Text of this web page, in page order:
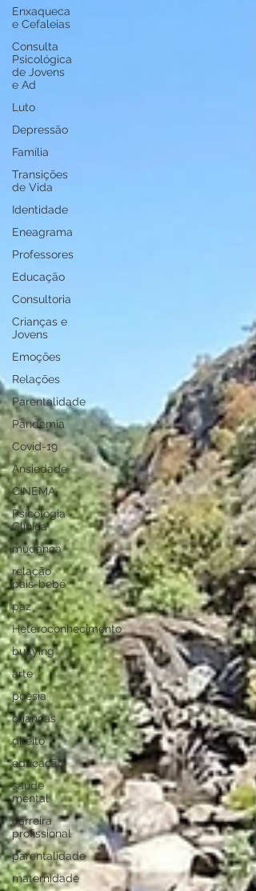
Enxaqueca
e Cefaleias
Consulta
Psicológica
de Jovens
e Ad
Luto
Depressão
Família
Transições
de Vida
Identidade
Eneagrama
Professores
Educação
Consultoria
Crianças e
Jovens
Emoções
Relações
Parentalidade
Pandemia
Covid-19
Ansiedade
CINEMA
Psicologia
Clínica
mudança
relação
pais-bebé
paz
Heteroconhecimento
bullying
arte
poesia
crianças
direito
educação
saúde
mental
carreira
profissional
parentalidade
maternidade